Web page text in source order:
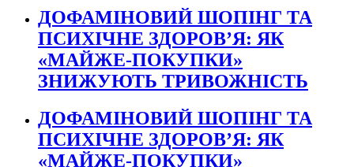
ДОФАМІНОВИЙ ШОПІНГ ТА
ПСИХІЧНЕ ЗДОРОВ’Я: ЯК
«МАЙЖЕ-ПОКУПКИ»
ЗНИЖУЮТЬ ТРИВОЖНІСТЬ
ДОФАМІНОВИЙ ШОПІНГ ТА
ПСИХІЧНЕ ЗДОРОВ’Я: ЯК
«МАЙЖЕ-ПОКУПКИ»